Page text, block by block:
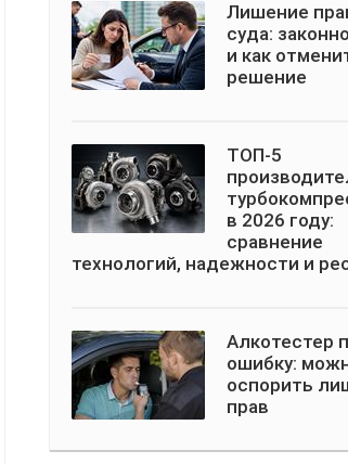
Лишение
суда:
и как
решение
ТОП-5
в 2026 году:
сравнение
технологий, надежности и
Алкотестер
ошибку:
оспорить
прав